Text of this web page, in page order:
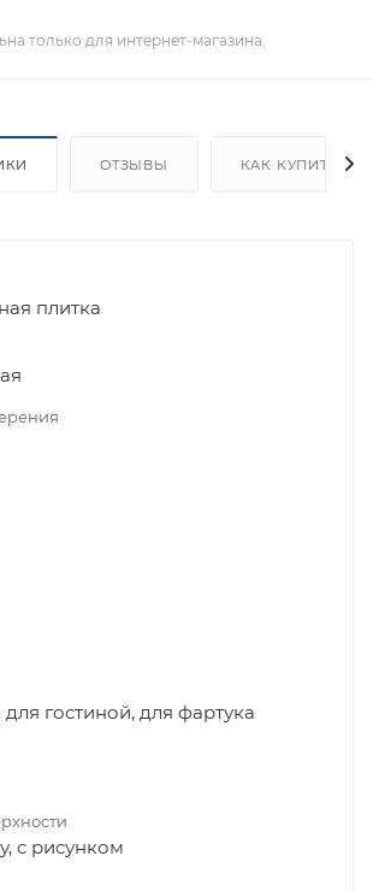
только для интернет-магазина.
ОТЗЫВЫ КАК КУПИТЬ
плитка
гостиной, для фартука
с рисунком